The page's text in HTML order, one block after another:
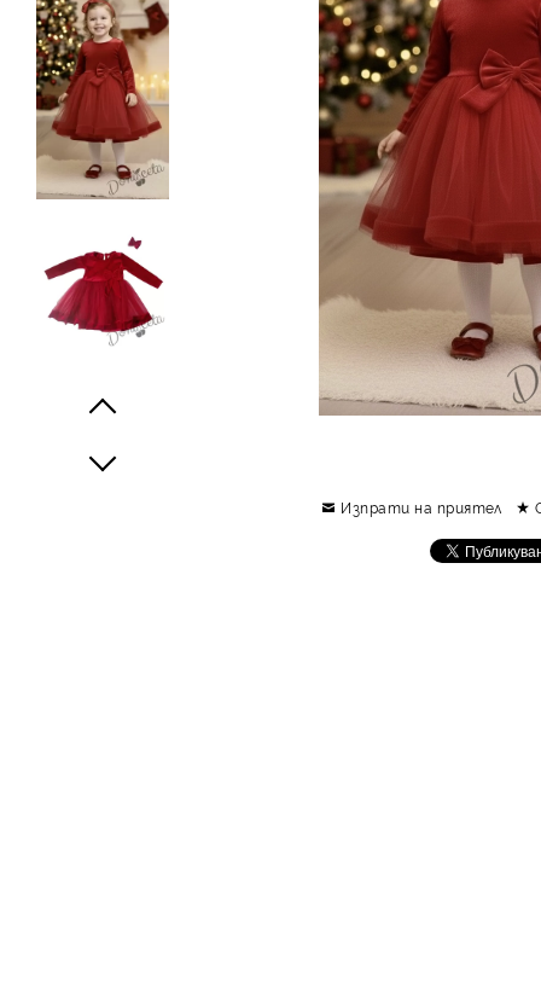
Изпрати на приятел